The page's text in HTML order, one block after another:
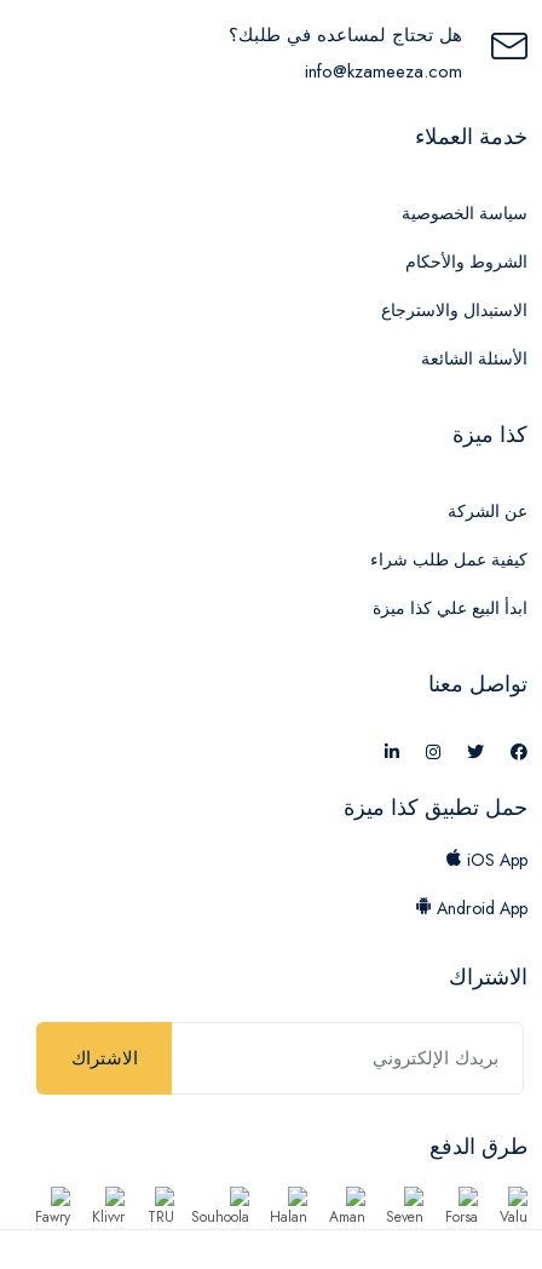
هل تحتاج لمساعده في طلبك؟
info@kzameeza.com
خدمة العملاء
سياسة الخصوصية
الشروط والأحكام
الاستبدال والاسترجاع
الأسئلة الشائعة
كذا ميزة
عن الشركة
كيفية عمل طلب شراء
ابدأ البيع علي كذا ميزة
تواصل معنا
حمل تطبيق كذا ميزة
iOS App
Android App
الاشتراك
الاشتراك
طرق الدفع